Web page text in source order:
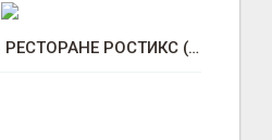
ПОВАР/ КАССИР В РЕСТОРАНЕ РОСТИКС (КФС)